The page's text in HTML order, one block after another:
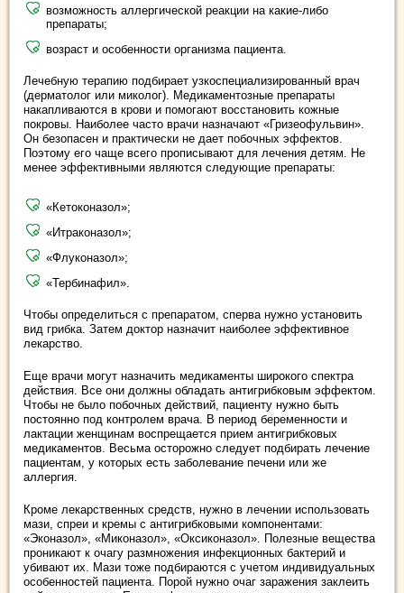
возможность аллергической реакции на какие-либо
препараты;
возраст и особенности организма пациента.
Лечебную терапию подбирает узкоспециализированный врач
(дерматолог или миколог). Медикаментозные препараты
накапливаются в крови и помогают восстановить кожные
покровы. Наиболее часто врачи назначают «Гризеофульвин».
Он безопасен и практически не дает побочных эффектов.
Поэтому его чаще всего прописывают для лечения детям. Не
менее эффективными являются следующие препараты:
«Кетоконазол»;
«Итраконазол»;
«Флуконазол»;
«Тербинафил».
Чтобы определиться с препаратом, сперва нужно установить
вид грибка. Затем доктор назначит наиболее эффективное
лекарство.
Еще врачи могут назначить медикаменты широкого спектра
действия. Все они должны обладать антигрибковым эффектом.
Чтобы не было побочных действий, пациенту нужно быть
постоянно под контролем врача. В период беременности и
лактации женщинам воспрещается прием антигрибковых
медикаментов. Весьма осторожно следует подбирать лечение
пациентам, у которых есть заболевание печени или же
аллергия.
Кроме лекарственных средств, нужно в лечении использовать
мази, спреи и кремы с антигрибковыми компонентами:
«Эконазол», «Миконазол», «Оксиконазол». Полезные вещества
проникают к очагу размножения инфекционных бактерий и
убивают их. Мази тоже подбираются с учетом индивидуальных
особенностей пациента. Порой нужно очаг заражения заклеить